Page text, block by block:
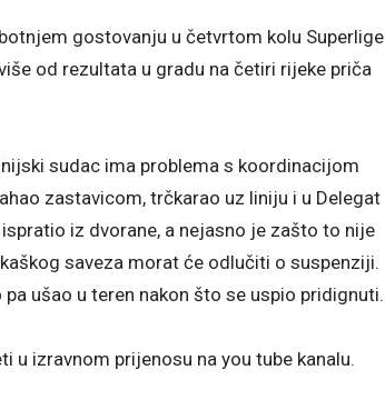
gostovanju u četvrtom kolu Superlige
od rezultata u gradu na četiri rijeke priča
sudac ima problema s koordinacijom
zastavicom, trčkarao uz liniju i u Delegat
iz dvorane, a nejasno je zašto to nije
saveza morat će odlučiti o suspenziji.
ušao u teren nakon što se uspio pridignuti.
izravnom prijenosu na you tube kanalu.